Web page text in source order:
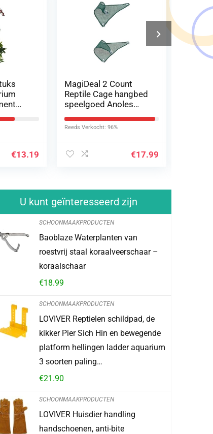
€13.19
MagiDeal 2 Count
Reptile Cage hangbed
speelgoed Anoles
bartagame mesh bed
hangmat
Reeds Verkocht: 96%
€17.99
U kunt geïnteresseerd zijn
SCHOONMAAKPRODUCTEN
Baoblaze Waterplanten van
roestvrij staal koraalveerschaar –
koraalschaar
€18.99
SCHOONMAAKPRODUCTEN
LOVIVER Reptielen schildpad, de
kikker Pier Sich Hin en bewegende
platform hellingen ladder aquarium
3 soorten paling…
€21.90
SCHOONMAAKPRODUCTEN
LOVIVER Huisdier handling
handschoenen, anti-bite